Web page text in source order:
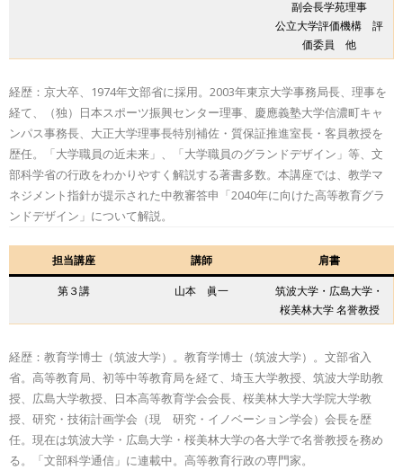
副会長学苑理事
公立大学評価機構 評
価委員 他
経歴：京大卒、1974年文部省に採用。2003年東京大学事務局長、理事を
経て、（独）日本スポーツ振興センター理事、慶應義塾大学信濃町キャ
ンパス事務長、大正大学理事長特別補佐・質保証推進室長・客員教授を
歴任。「大学職員の近未来」、「大学職員のグランドデザイン」等、文
部科学省の行政をわかりやすく解説する著書多数。本講座では、教学マ
ネジメント指針が提示された中教審答申「2040年に向けた高等教育グラ
ンドデザイン」について解説。
担当講座 講師 肩書
第３講 山本 眞一
筑波大学・広島大学・
桜美林大学 名誉教授
経歴：教育学博士（筑波大学）。教育学博士（筑波大学）。文部省入
省。高等教育局、初等中等教育局を経て、埼玉大学教授、筑波大学助教
授、広島大学教授、日本高等教育学会会長、桜美林大学大学院大学教
授、研究・技術計画学会（現 研究・イノベーション学会）会長を歴
任。現在は筑波大学・広島大学・桜美林大学の各大学で名誉教授を務め
る。「文部科学通信」に連載中。高等教育行政の専門家。